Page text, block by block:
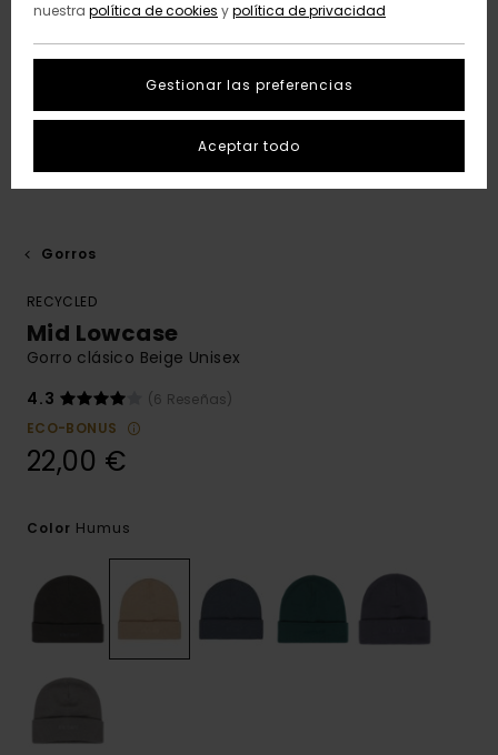
Gorros
RECYCLED
Mid Lowcase
Gorro clásico Beige Unisex
4.3
(6 Reseñas)
ECO-BONUS
22,00 €
Color Humus
nuestra política de cookies ypolítica de privacidad
Gestionar las preferencias
Aceptar todo